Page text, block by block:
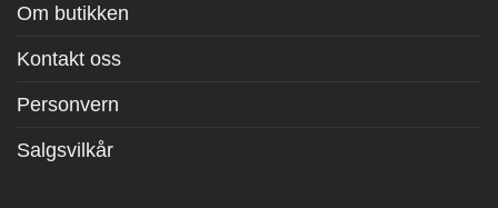
Om butikken
Kontakt oss
Personvern
Salgsvilkår